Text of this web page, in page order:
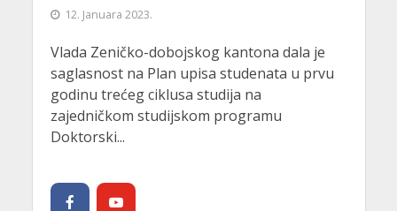
12. Januara 2023.
Vlada Zeničko-dobojskog kantona dala je
saglasnost na Plan upisa studenata u prvu
godinu trećeg ciklusa studija na
zajedničkom studijskom programu
Doktorski...